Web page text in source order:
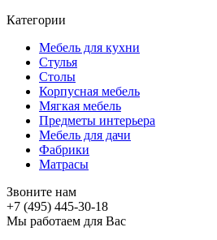
Категории
Мебель для кухни
Стулья
Столы
Корпусная мебель
Мягкая мебель
Предметы интерьера
Мебель для дачи
Фабрики
Матраcы
Звоните нам
+7 (495) 445-30-18
Мы работаем для Вас